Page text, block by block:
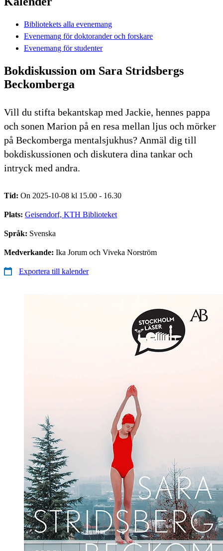
Bibliotekets alla evenemang
Evenemang för doktorander och forskare
Evenemang för studenter
Bokdiskussion om Sara Stridsbergs
Beckomberga
Vill du stifta bekantskap med Jackie, hennes pappa
och sonen Marion på en resa mellan ljus och mörker
på Beckomberga mentalsjukhus? Anmäl dig till
bokdiskussionen och diskutera dina tankar och
intryck med andra.
Tid: On 2025-10-08 kl 15.00 - 16.30
Plats: Geisendorf, KTH Biblioteket
Språk: Svenska
Medverkande: Ika Jorum och Viveka Norström
Exportera till kalender